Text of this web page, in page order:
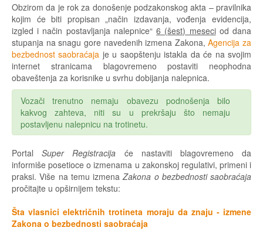
Obzirom da je rok za donošenje podzakonskog akta – pravilnika
kojim će biti propisan „način izdavanja, vođenja evidencija,
izgled i način postavljanja nalepnice“6 (šest) meseciod dana
stupanja na snagu gore navedenih izmena Zakona,Agencija za
bezbednost saobraćaja je u saopštenju istakla da će na svojim
internet stranicama blagovremeno postaviti neophodna
obaveštenja za korisnike u svrhu dobijanja nalepnica.
Vozači trenutno nemaju obavezu podnošenja bilo
kakvog zahteva, niti su u prekršaju što nemaju
postavljenu nalepnicu na trotinetu.
PortalSuper Registracija će nastaviti blagovremeno da
informiše posetioce o izmenama u zakonskoj regulativi, primeni i
praksi. Više na temu izmenaZakona o bezbednosti saobraćaja
pročitajte u opširnijem tekstu:
Šta vlasnici električnih trotineta moraju da znaju - izmene
Zakona o bezbednosti saobraćaja